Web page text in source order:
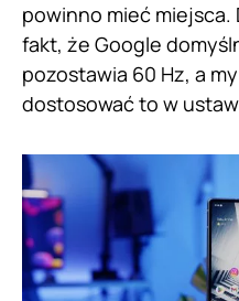
powinno mieć
fakt, że Google
pozostawia 60 Hz, a
dostosować to w